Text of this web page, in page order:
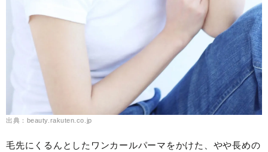
出典：beauty.rakuten.co.jp
毛先にくるんとしたワンカールパーマをかけた、やや長めの